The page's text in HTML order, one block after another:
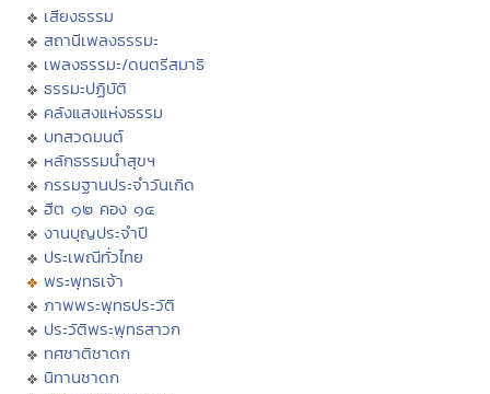
เสียงธรรม
สถานีเพลงธรรมะ
เพลงธรรมะ/ดนตรีสมาธิ
ธรรมะปฏิบัติ
คลังแสงแห่งธรรม
บทสวดมนต์
หลักธรรมนำสุขฯ
กรรมฐานประจำวันเกิด
ฮีต ๑๒ คอง ๑๔
งานบุญประจำปี
ประเพณีทั่วไทย
พระพุทธเจ้า
ภาพพระพุทธประวัติ
ประวัติพระพุทธสาวก
ทศชาติชาดก
นิทานชาดก